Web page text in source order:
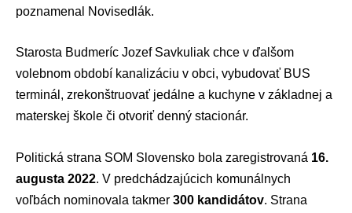
poznamenal Novisedlák.
Starosta Budmeríc Jozef Savkuliak chce v ďalšom
volebnom období kanalizáciu v obci, vybudovať BUS
terminál, zrekonštruovať jedálne a kuchyne v základnej a
materskej škole či otvoriť denný stacionár.
Politická strana SOM Slovensko bola zaregistrovaná 16.
augusta 2022. V predchádzajúcich komunálnych
voľbách nominovala takmer 300 kandidátov. Strana